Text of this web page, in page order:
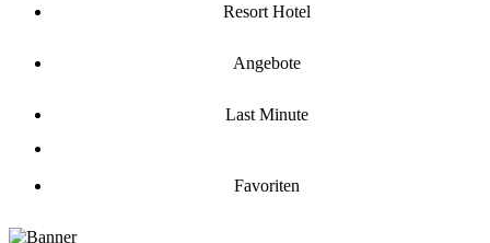
Resort Hotel
Angebote
Last Minute
Favoriten